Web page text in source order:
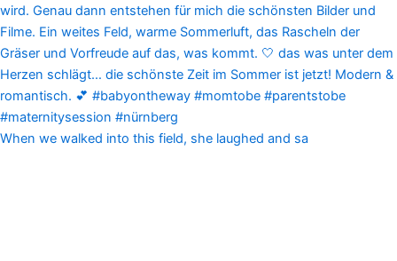
When we walked into this field, she laughed and sa